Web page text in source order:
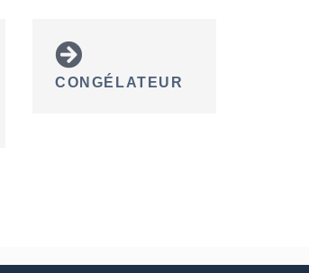
CONGÉLATEUR